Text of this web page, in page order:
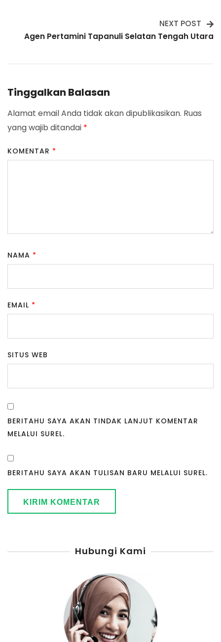
NEXT POST
Agen Pertamini Tapanuli Selatan Tengah Utara
Tinggalkan Balasan
Alamat email Anda tidak akan dipublikasikan. Ruas
yang wajib ditandai *
KOMENTAR *
NAMA *
EMAIL *
SITUS WEB
BERITAHU SAYA AKAN TINDAK LANJUT KOMENTAR
MELALUI SUREL.
BERITAHU SAYA AKAN TULISAN BARU MELALUI SUREL.
Hubungi Kami